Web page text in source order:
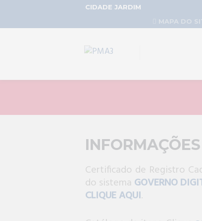
CIDADE JARDIM
MAPA DO
Certificado de Registro
do sistema GOVERNO
CLIQUE AQUI.